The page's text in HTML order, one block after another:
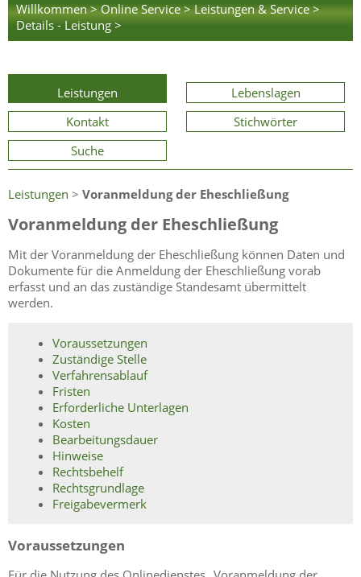
Willkommen > Online Service > Leistungen & Service >
Details - Leistung >
Leistungen
Lebenslagen
Kontakt
Stichwörter
Suche
Leistungen > Voranmeldung der Eheschließung
Voranmeldung der Eheschließung
Mit der Voranmeldung der Eheschließung können Daten und
Dokumente für die Anmeldung der Eheschließung vorab
erfasst und an das zuständige Standesamt übermittelt
werden.
Voraussetzungen
Zuständige Stelle
Verfahrensablauf
Fristen
Erforderliche Unterlagen
Kosten
Bearbeitungsdauer
Hinweise
Rechtsbehelf
Rechtsgrundlage
Freigabevermerk
Voraussetzungen